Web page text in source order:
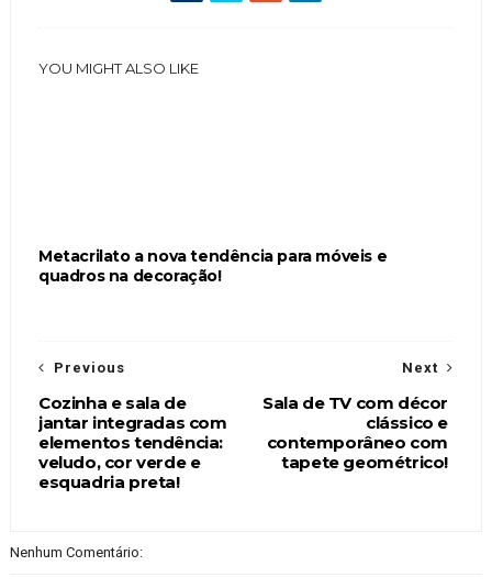
YOU MIGHT ALSO LIKE
Metacrilato a nova tendência para móveis e
quadros na decoração!
Next
Sala de TV com décor
clássico e
contemporâneo com
tapete geométrico!
Previous
Cozinha e sala de
jantar integradas com
elementos tendência:
veludo, cor verde e
esquadria preta!
Nenhum Comentário: